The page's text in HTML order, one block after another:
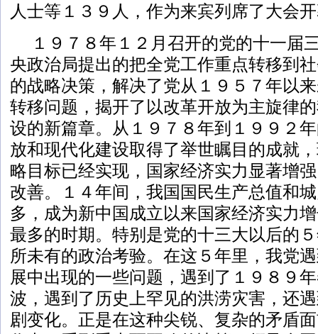
人士等１３９人，作为来宾列席了大会
１９７８年１２月召开的党的十一届
央政治局提出的把全党工作重点转移到
的战略决策，解决了党从１９５７年以
转移问题，揭开了以改革开放为主旋律
设的新篇章。从１９７８年到１９９２
放和现代化建设取得了举世瞩目的成就
略目标已经实现，国家经济实力显著增
改善。１４年间，我国国民生产总值和
多，成为新中国成立以来国家经济实力
最多的时期。特别是党的十三大以后的
所未有的政治考验。在这５年里，我党
展中出现的一些问题，遇到了１９８９
波，遇到了历史上罕见的洪涝灾害，还
剧变化。正是在这种尖锐、复杂的矛盾